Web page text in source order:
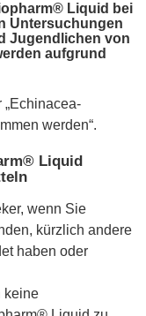
Liquid bei
Untersuchungen
Jugendlichen von
aufgrund
werden“.
Liquid
wenn Sie
kürzlich andere
haben oder
keine